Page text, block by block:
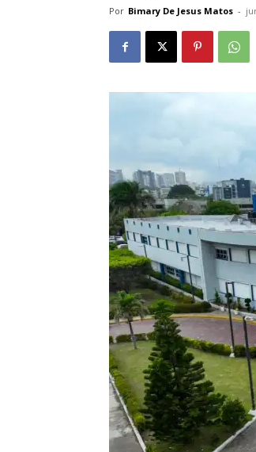
Por Bimary De Jesus Matos -